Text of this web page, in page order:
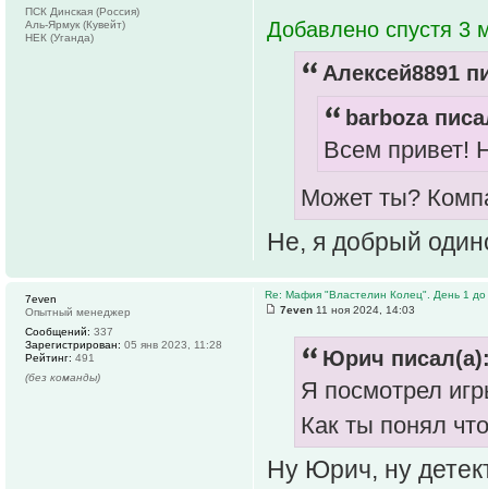
Добавлено спустя 3
Алексей8891
barboza
Всем привет!
Может ты?
Не, я добрый
ПСК Динская (Россия)
Аль-Ярмук (Кувейт)
НЕК (Уганда)
Re: Мафия "Властелин Колец". День 1 до
7even 11 ноя 2024, 14:03
Юрич
Я посмотрел
Как ты понял
Ну Юрич, ну
7even
Опытный менеджер
Сообщений: 337
Зарегистрирован: 05 янв 2023, 11:28
Рейтинг: 491
(без команды)